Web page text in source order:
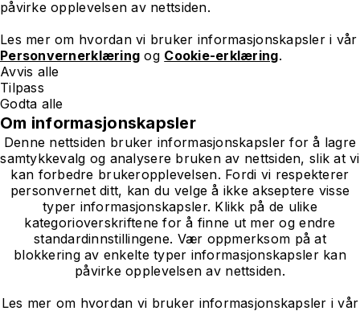
påvirke opplevelsen av nettsiden.
Les mer om hvordan vi bruker informasjonskapsler i vår
Personvernerklæring og Cookie-erklæring.
Avvis alle
Tilpass
Godta alle
Om informasjonskapsler
Denne nettsiden bruker informasjonskapsler for å lagre
samtykkevalg og analysere bruken av nettsiden, slik at vi
kan forbedre brukeropplevelsen. Fordi vi respekterer
personvernet ditt, kan du velge å ikke akseptere visse
typer informasjonskapsler. Klikk på de ulike
kategorioverskriftene for å finne ut mer og endre
standardinnstillingene. Vær oppmerksom på at
blokkering av enkelte typer informasjonskapsler kan
påvirke opplevelsen av nettsiden.
Les mer om hvordan vi bruker informasjonskapsler i vår